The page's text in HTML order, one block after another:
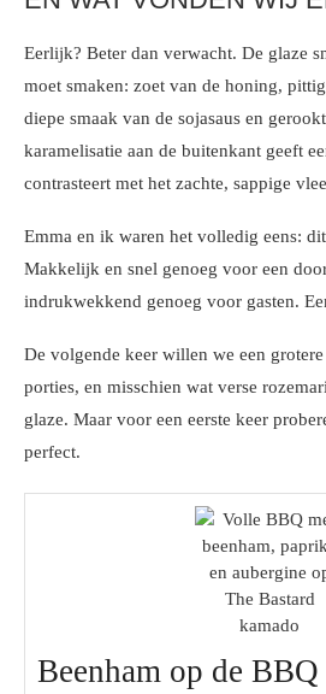
Eerlijk? Beter dan verwacht. De glaze
moet smaken: zoet van de honing,
diepe smaak van de sojasaus en
karamelisatie aan de buitenkant geeft
contrasteert met het zachte, sappige
Emma en ik waren het volledig eens:
Makkelijk en snel genoeg voor een
indrukwekkend genoeg voor gasten.
De volgende keer willen we een
porties, en misschien wat verse
glaze. Maar voor een eerste keer
perfect.
Beenham op de